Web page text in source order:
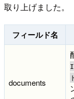
取り上げました。
フィールド名
documents